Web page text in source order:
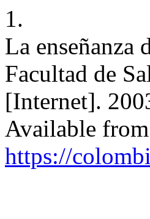
1.
La enseñanza
Facultad de
[Internet].
Available
https://